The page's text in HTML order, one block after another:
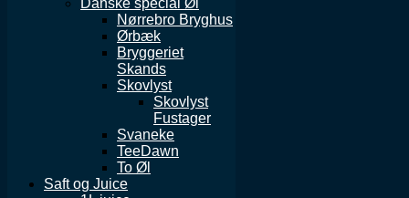
Danske special Øl
Nørrebro Bryghus
Ørbæk
Bryggeriet
Skands
Skovlyst
Skovlyst
Fustager
Svaneke
TeeDawn
To Øl
Saft og Juice